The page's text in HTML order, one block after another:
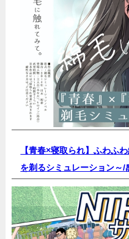
【青春×寝取られ】ふわふ
を剃るシミュレーション～/